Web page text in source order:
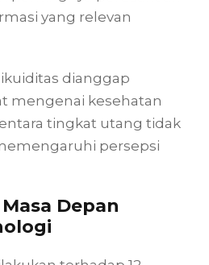
yang relevan
dianggap
mengenai kesehatan
tingkat utang tidak
persepsi
Depan